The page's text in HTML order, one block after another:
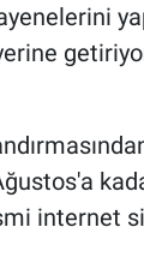
internet